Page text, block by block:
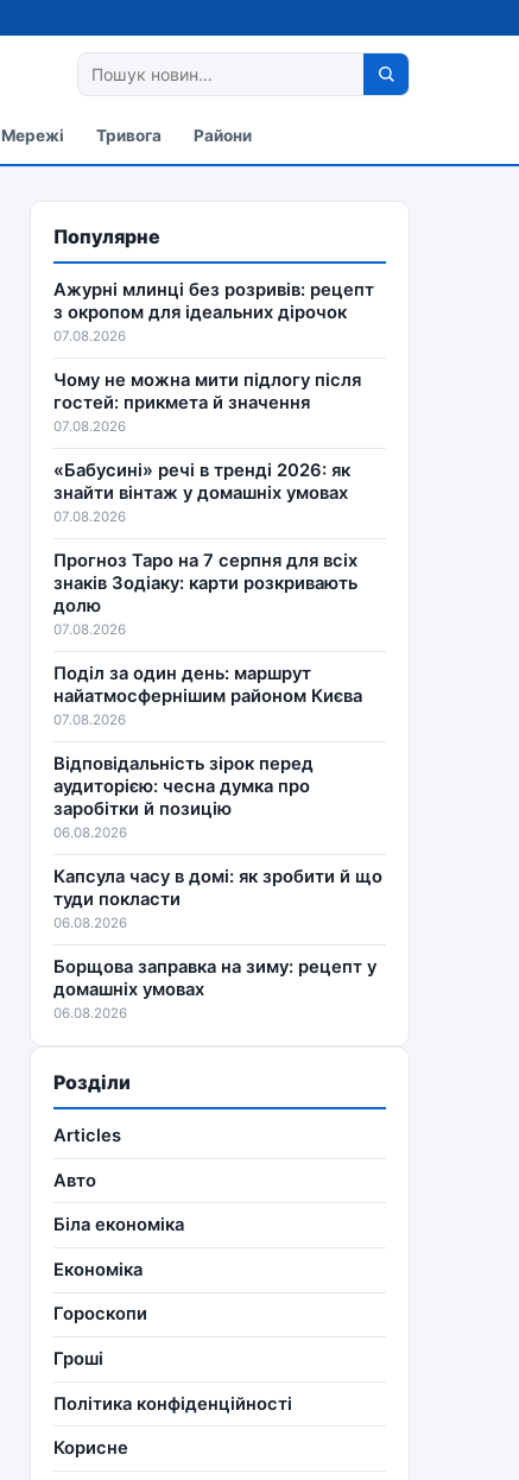
Мережі Тривога Райони
Популярне
Ажурні млинці без розривів: рецепт
з окропом для ідеальних дірочок
07.08.2026
Чому не можна мити підлогу після
гостей: прикмета й значення
07.08.2026
«Бабусині» речі в тренді 2026: як
знайти вінтаж у домашніх умовах
07.08.2026
Прогноз Таро на 7 серпня для всіх
знаків Зодіаку: карти розкривають
долю
07.08.2026
Поділ за один день: маршрут
найатмосфернішим районом Києва
07.08.2026
Відповідальність зірок перед
аудиторією: чесна думка про
заробітки й позицію
06.08.2026
Капсула часу в домі: як зробити й що
туди покласти
06.08.2026
Борщова заправка на зиму: рецепт у
домашніх умовах
06.08.2026
Розділи
Articles
Авто
Біла економіка
Економіка
Гороскопи
Гроші
Політика конфіденційності
Корисне